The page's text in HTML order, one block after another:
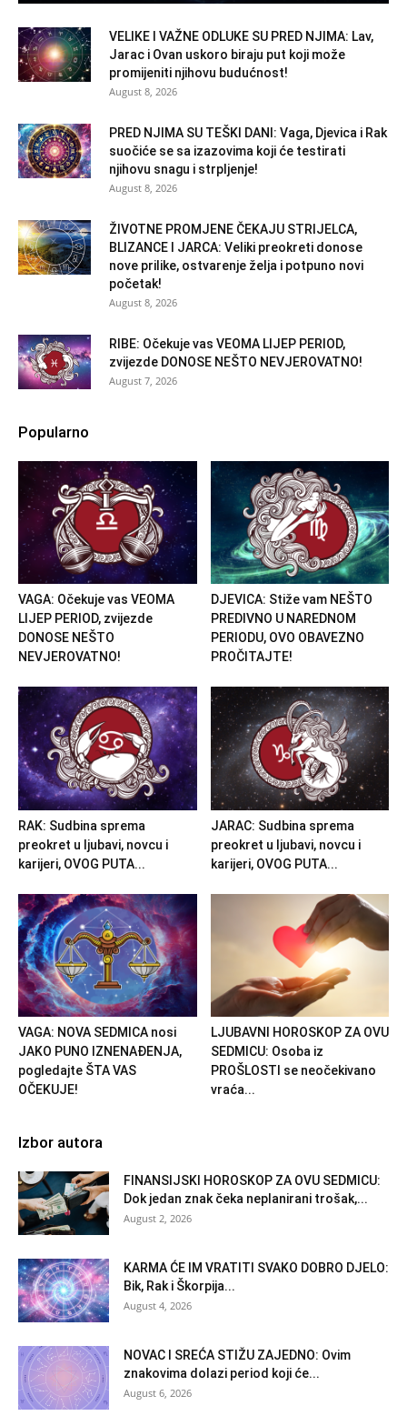
VELIKE I VAŽNE ODLUKE SU PRED NJIMA: Lav,
Jarac i Ovan uskoro biraju put koji može
promijeniti njihovu budućnost!
August 8, 2026
PRED NJIMA SU TEŠKI DANI: Vaga, Djevica i Rak
suočiće se sa izazovima koji će testirati
njihovu snagu i strpljenje!
August 8, 2026
ŽIVOTNE PROMJENE ČEKAJU STRIJELCA,
BLIZANCE I JARCA: Veliki preokreti donose
nove prilike, ostvarenje želja i potpuno novi
početak!
August 8, 2026
RIBE: Očekuje vas VEOMA LIJEP PERIOD,
zvijezde DONOSE NEŠTO NEVJEROVATNO!
August 7, 2026
Popularno
VAGA: Očekuje vas VEOMA
LIJEP PERIOD, zvijezde
DONOSE NEŠTO
NEVJEROVATNO!
DJEVICA: Stiže vam NEŠTO
PREDIVNO U NAREDNOM
PERIODU, OVO OBAVEZNO
PROČITAJTE!
RAK: Sudbina sprema
preokret u ljubavi, novcu i
karijeri, OVOG PUTA...
JARAC: Sudbina sprema
preokret u ljubavi, novcu i
karijeri, OVOG PUTA...
VAGA: NOVA SEDMICA nosi
JAKO PUNO IZNENAĐENJA,
pogledajte ŠTA VAS
OČEKUJE!
LJUBAVNI HOROSKOP ZA OVU
SEDMICU: Osoba iz
PROŠLOSTI se neočekivano
vraća...
Izbor autora
FINANSIJSKI HOROSKOP ZA OVU SEDMICU:
Dok jedan znak čeka neplanirani trošak,...
August 2, 2026
KARMA ĆE IM VRATITI SVAKO DOBRO DJELO:
Bik, Rak i Škorpija...
August 4, 2026
NOVAC I SREĆA STIŽU ZAJEDNO: Ovim
znakovima dolazi period koji će...
August 6, 2026